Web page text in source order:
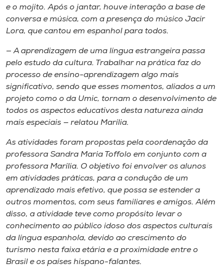
e o mojito. Após o jantar, houve interação a base de
conversa e música, com a presença do músico Jacir
Lora, que cantou em espanhol para todos.
— A aprendizagem de uma língua estrangeira passa
pelo estudo da cultura. Trabalhar na prática faz do
processo de ensino-aprendizagem algo mais
significativo, sendo que esses momentos, aliados a um
projeto como o da Umic, tornam o desenvolvimento de
todos os aspectos educativos desta natureza ainda
mais especiais — relatou Marília.
As atividades foram propostas pela coordenação da
professora Sandra Maria Toffolo em conjunto com a
professora Marília. O objetivo foi envolver os alunos
em atividades práticas, para a condução de um
aprendizado mais efetivo, que possa se estender a
outros momentos, com seus familiares e amigos. Além
disso, a atividade teve como propósito levar o
conhecimento ao público idoso dos aspectos culturais
da língua espanhola, devido ao crescimento do
turismo nesta faixa etária e a proximidade entre o
Brasil e os países hispano-falantes.